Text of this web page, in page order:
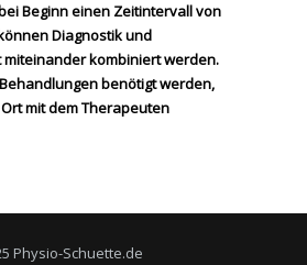
Beginn einen Zeitintervall von
Diagnostik und
miteinander kombiniert werden.
benötigt werden,
mit dem Therapeuten
Physio-Schuette.de